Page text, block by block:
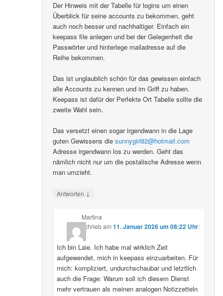
Der Hinweis mit der Tabelle für logins um einen
Überblick für seine accounts zu bekommen, geht
auch noch besser und nachhaltiger. Einfach ein
keepass file anlegen und bei der Gelegenheit die
Passwörter und hinterlege mailadresse auf die
Reihe bekommen.
Das ist unglaublich schön für das gewissen einfach
alle Accounts zu kennen und im Griff zu haben.
Keepass ist dafür der Perfekte Ort Tabelle sollte die
zweite Wahl sein.
Das versetzt einen sogar irgendwann in die Lage
guten Gewissens diesunnygirl82@hotmail.com
Adresse irgendwann los zu werden. Geht das
nämlich nicht nur um die postalische Adresse wenn
man umzieht.
Antworten ↓
Martina
schriebam 11. Januar 2026 um 08:22 Uhr:
Ich bin Laie. Ich habe mal wirklich Zeit
aufgewendet, mich in keepass einzuarbeiten. Für
mich: kompliziert, undurchschaubar und letztlich
auch die Frage: Warum soll ich diesem Dienst
mehr vertrauen als meinen analogen Notizzetteln